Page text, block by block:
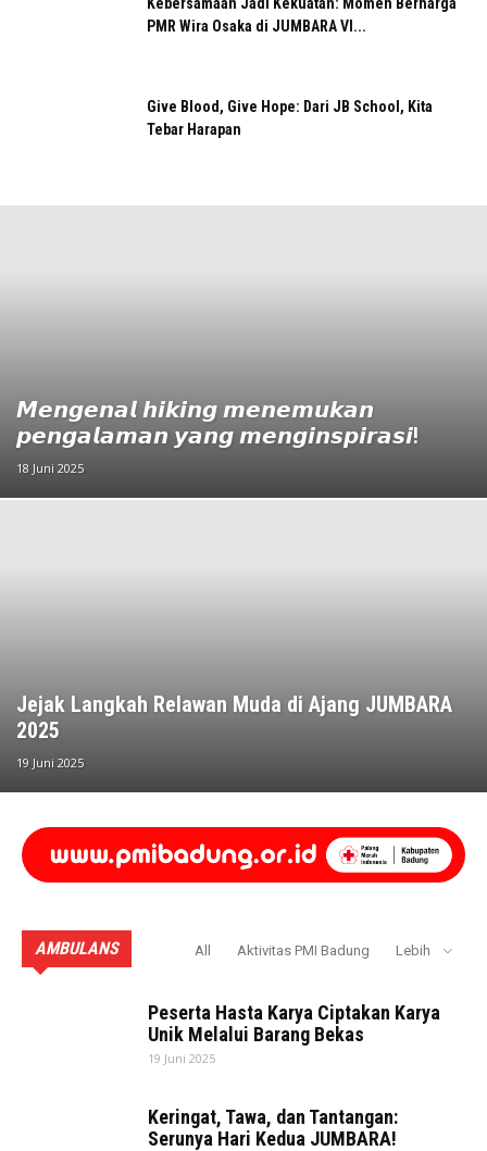
PMR Wira Osaka di JUMBARA VI...
Give Blood, Give Hope: Dari JB School, Kita
Tebar Harapan
𝙈𝙚𝙣𝙜𝙚𝙣𝙖𝙡 𝙝𝙞𝙠𝙞𝙣𝙜 𝙢𝙚𝙣𝙚𝙢𝙪𝙠𝙖𝙣
𝙥𝙚𝙣𝙜𝙖𝙡𝙖𝙢𝙖𝙣 𝙮𝙖𝙣𝙜 𝙢𝙚𝙣𝙜𝙞𝙣𝙨𝙥𝙞𝙧𝙖𝙨𝙞!
18 Juni 2025
Jejak Langkah Relawan Muda di Ajang JUMBARA
2025
19 Juni 2025
AMBULANS All Aktivitas PMI Badung Lebih
Peserta Hasta Karya Ciptakan Karya
Unik Melalui Barang Bekas
19 Juni 2025
Keringat, Tawa, dan Tantangan:
Serunya Hari Kedua JUMBARA!